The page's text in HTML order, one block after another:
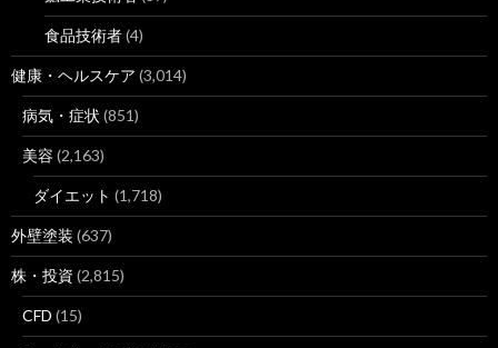
食品技術者(4)
健康・ヘルスケア (3,014)
病気・症状 (851)
美容 (2,163)
ダイエット (1,718)
外壁塗装 (637)
株・投資 (2,815)
CFD (15)